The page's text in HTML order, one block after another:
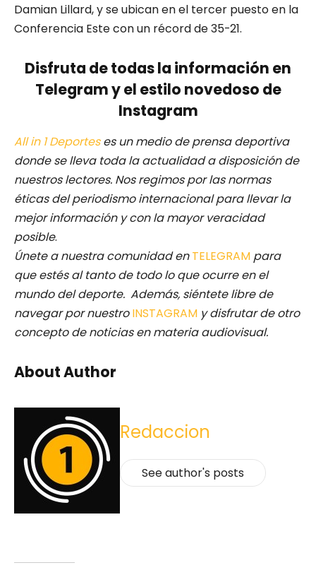
Damian Lillard, y se ubican en el tercer puesto en la
Conferencia Este con un récord de 35-21.
Disfruta de todas la información en
Telegram y el estilo novedoso de
Instagram
All in 1 Deporteses un medio de prensa deportiva
donde se lleva toda la actualidad a disposición de
nuestros lectores. Nos regimos por las normas
éticas del periodismo internacional para llevar la
mejor información y con la mayor veracidad
posible.
Únete a nuestra comunidad enTELEGRAM para
que estés al tanto de todo lo que ocurre en el
mundo del deporte. Además, siéntete libre de
navegar por nuestro INSTAGRAM y disfrutar de otro
concepto de noticias en materia audiovisual.
About Author
Redaccion
See author's posts